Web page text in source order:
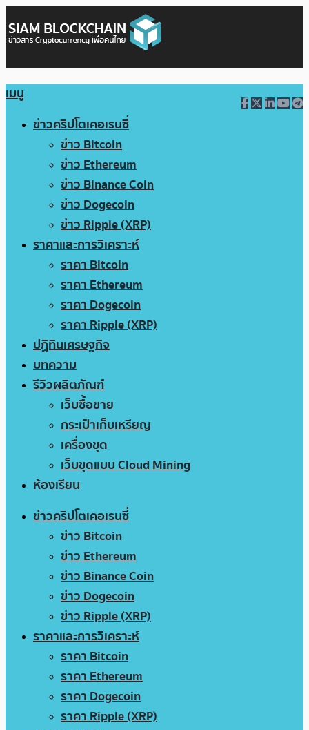
เมนู
ข่าวคริปโตเคอเรนซี่
ข่าว Bitcoin
ข่าว Ethereum
ข่าว Binance Coin
ข่าว Dogecoin
ข่าว Ripple (XRP)
ราคาและการวิเคราะห์
ราคา Bitcoin
ราคา Ethereum
ราคา Dogecoin
ราคา Ripple (XRP)
ปฏิทินเศรษฐกิจ
บทความ
รีวิวผลิตภัณฑ์
เว็บซื้อขาย
กระเป๋าเก็บเหรียญ
เครื่องขุด
เว็บขุดแบบ Cloud Mining
ห้องเรียน
ข่าวคริปโตเคอเรนซี่
ข่าว Bitcoin
ข่าว Ethereum
ข่าว Binance Coin
ข่าว Dogecoin
ข่าว Ripple (XRP)
ราคาและการวิเคราะห์
ราคา Bitcoin
ราคา Ethereum
ราคา Dogecoin
ราคา Ripple (XRP)